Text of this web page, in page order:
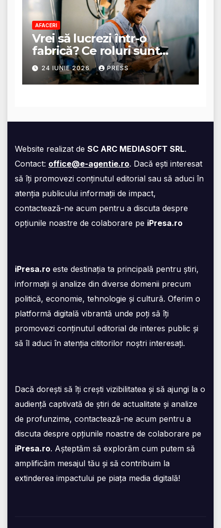
AFACERI
Vrei să lucrezi într-o
fabrică? Ce roluri sunt
disponibile și ce presupun
acestea
24 IUNIE 2026 PRESS
Website realizat de SC ARC MEDIASOFT SRL.
Contact: office@e-agentie.ro. Dacă ești interesat
să îți promovezi conținutul editorial sau să aduci în
atenția publicului informații de impact,
contactează-ne acum pentru a discuta despre
opțiunile noastre de colaborare pe iPresa.ro
iPresa.ro este destinația ta principală pentru știri,
informații și analize din diverse domenii precum
politică, economie, tehnologie și cultură. Oferim o
platformă digitală vibrantă unde poți să îți
promovezi conținutul editorial de interes public și
să îl aduci în atenția cititorilor noștri interesați.
Dacă dorești să îți crești vizibilitatea și să ajungi la o
audiență captivată de știri de actualitate și analize
de profunzime, contactează-ne acum pentru a
discuta despre opțiunile noastre de colaborare pe
iPresa.ro. Așteptăm să explorăm cum putem să
amplificăm mesajul tău și să contribuim la
extinderea impactului pe piața media digitală!